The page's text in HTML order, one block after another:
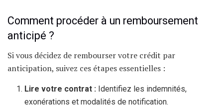
Comment procéder à un remboursement
anticipé ?
Si vous décidez de rembourser votre crédit par
anticipation, suivez ces étapes essentielles :
Lire votre contrat : Identifiez les indemnités,
exonérations et modalités de notification.